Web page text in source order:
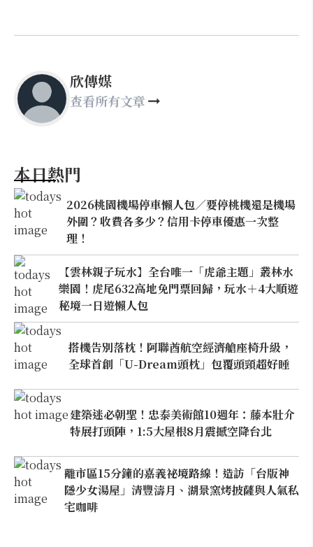
欣傳媒
查看所有文章
本日熱門
2026桃園機場停車懶人包／要停桃機還是機場
外圍？收費各多少？信用卡停車優惠一次整
理！
【雲林親子玩水】全台唯一「虎爺主題」叢林水
樂園！虎尾632高地免門票回歸，玩水＋4大順遊
秘境一日遊懶人包
搭機告別落枕！阿聯酋航空經濟艙座椅升級，
全球首創「U-Dream頭枕」包覆頭頸超好睡
建築迷必朝聖！忠泰美術館10週年：藤本壯介
特展打頭陣，1:5大屋根8月震撼空降台北
離市區15分鐘的嘉義祕境路線！造訪「台版神
隱少女湯屋」清豐濤月、湖景窯烤披薩與人氣私
宅咖啡